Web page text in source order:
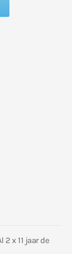
x 11 jaar de